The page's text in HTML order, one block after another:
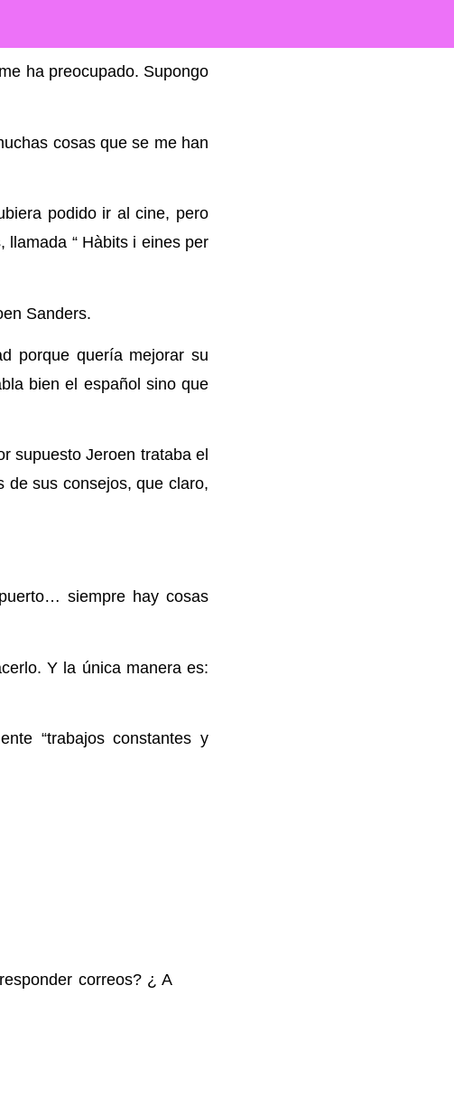
ha preocupado. Supongo
cosas que se me han
podido ir al cine, pero
“ Hàbits i eines per
Sanders.
porque quería mejorar su
bien el español sino que
supuesto Jeroen trataba el
de sus consejos, que claro,
siempre hay cosas
Y la única manera es:
“trabajos constantes y
correos? ¿ A